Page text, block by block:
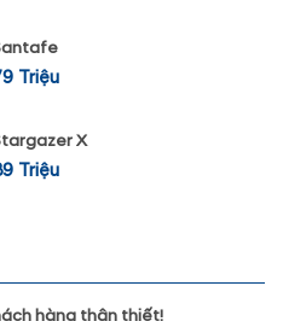
Triệu
X
Triệu
hàng thân thiết!